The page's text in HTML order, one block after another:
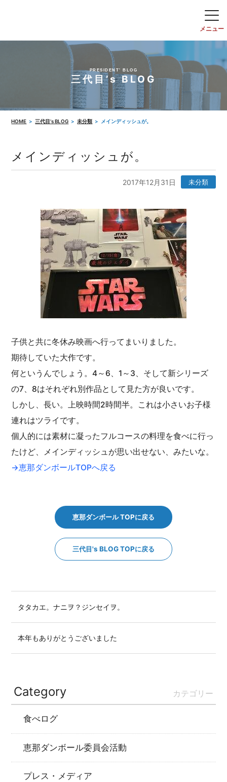
PRESIDENT' BLOG
三代目’s BLOG
HOME 三代目’s BLOG 未分類 メインディッシュが。
メインディッシュが。
2017年12月31日 未分類
子供と共に冬休み映画へ行ってまいりました。
期待していた大作です。
何というんでしょう。4～6、1～3、そして新シリーズ
の7、8はそれぞれ別作品として見た方が良いです。
しかし、長い。上映時間2時間半。これは小さいお子様
連れはツライです。
個人的には素材に凝ったフルコースの料理を食べに行っ
たけど、メインディッシュが思い出せない、みたいな。
→恵那ダンボールTOPへ戻る
恵那ダンボール TOPに戻る
三代目's BLOG TOPに戻る
タタカエ。ナニヲ？ジンセイヲ。
本年もありがとうございました
Category カテゴリー
食べログ
恵那ダンボール委員会活動
プレス・メディア